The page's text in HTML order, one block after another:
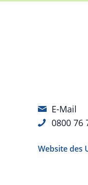
E-Mail
0800 76
Website des